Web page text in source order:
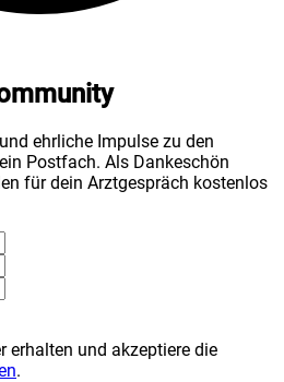
ehrliche Impulse zu den
Postfach. Als Dankeschön
für dein Arztgespräch kostenlos
erhalten und akzeptiere die
.